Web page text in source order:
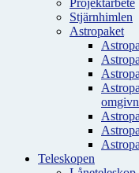
Projektarbete
Stjärnhimlen
Astropaket
Teleskopen